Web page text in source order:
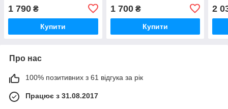
1 790 ₴
Купити
1 700₴
Купити
2
Про нас
100% позитивних з 61 відгука за рік
Працює з 31.08.2017